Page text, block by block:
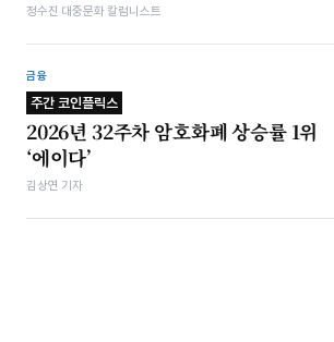
정수진 대중문화 칼럼니스트
금융
주간 코인플릭스
2026년 32주차 암호화폐 상승률 1위
‘에이다’
김상연 기자